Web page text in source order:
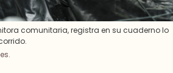
comunitaria, registra en su cuaderno lo